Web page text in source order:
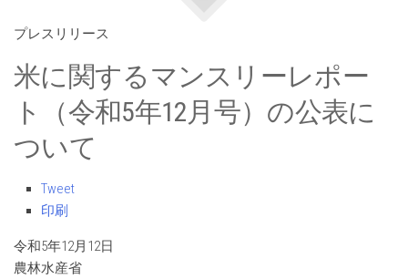
プレスリリース
米に関するマンスリーレポー
ト（令和5年12月号）の公表に
ついて
Tweet
印刷
令和5年12月12日
農林水産省